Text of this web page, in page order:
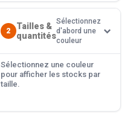
2
Tailles &
quantités
Sélectionnez
d'abord une
couleur
Sélectionnez une couleur
pour afficher les stocks par
taille.